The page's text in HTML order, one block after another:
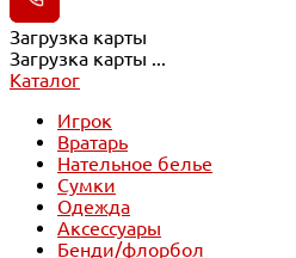
Загрузка карты
Загрузка карты ...
Каталог
Игрок
Вратарь
Нательное белье
Сумки
Одежда
Аксессуары
Бенди/флорбол